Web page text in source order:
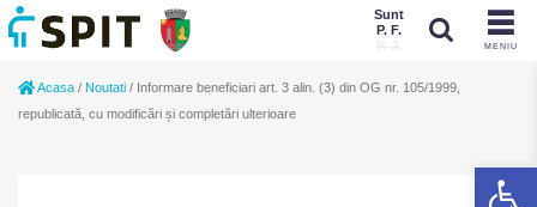
MENIU
Sunt
P. F.
P. J.
Acasa / Noutati / Informare beneficiari art. 3 alin. (3) din OG nr. 105/1999,
republicată, cu modificări și completări ulterioare